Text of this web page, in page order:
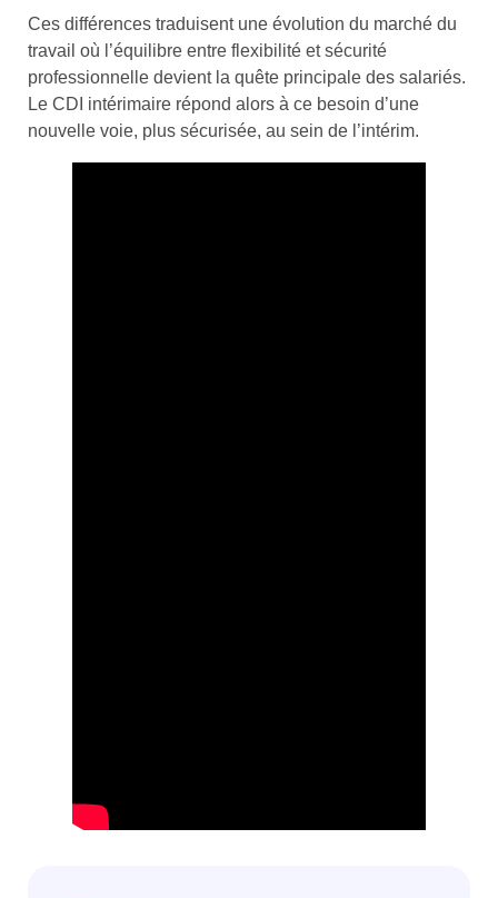
Ces différences traduisent une évolution du marché du
travail où l’équilibre entre flexibilité et sécurité
professionnelle devient la quête principale des salariés.
Le CDI intérimaire répond alors à ce besoin d’une
nouvelle voie, plus sécurisée, au sein de l’intérim.